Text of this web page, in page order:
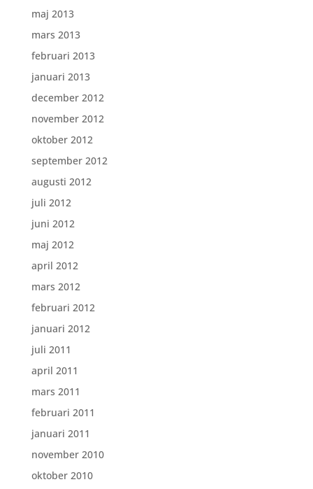
maj 2013
mars 2013
februari 2013
januari 2013
december 2012
november 2012
oktober 2012
september 2012
augusti 2012
juli 2012
juni 2012
maj 2012
april 2012
mars 2012
februari 2012
januari 2012
juli 2011
april 2011
mars 2011
februari 2011
januari 2011
november 2010
oktober 2010